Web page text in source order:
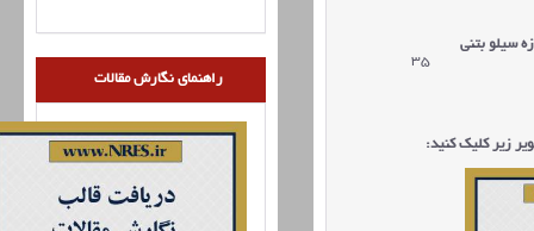
سيلو بتني
35
زیر کلیک کنید:
راهنمای نگارش مقالات